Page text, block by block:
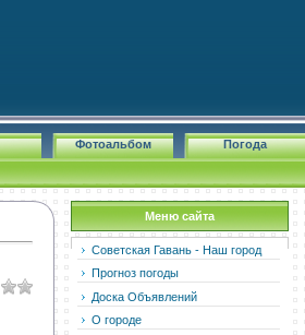
Погода
Фотоальбом
Меню сайта
Советская Гавань - Наш город
Прогноз погоды
Доска Объявлений
О городе